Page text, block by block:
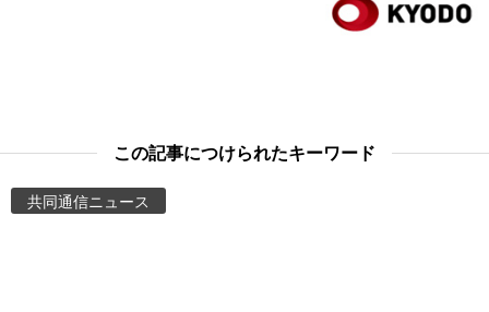
この記事につけられたキーワード
共同通信ニュース